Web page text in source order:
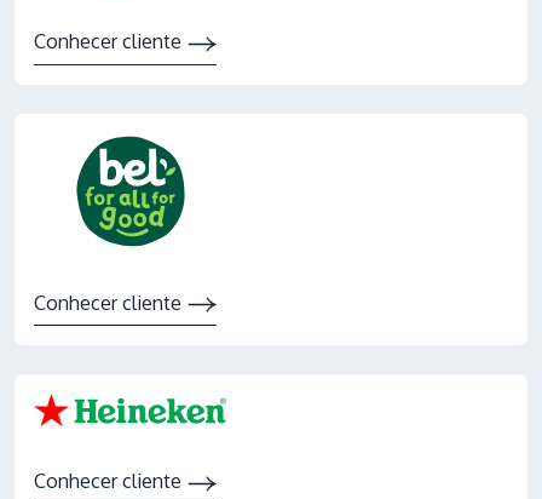
Conhecer cliente
Conhecer cliente
Conhecer cliente